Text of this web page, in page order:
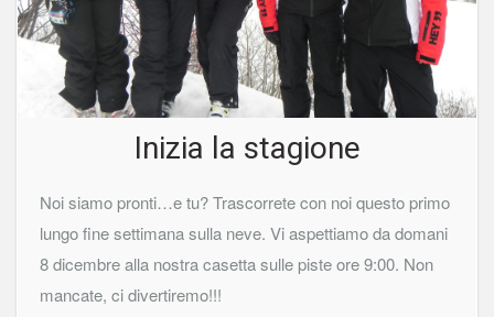
Inizia la stagione
Noi siamo pronti…e tu? Trascorrete con noi questo primo
lungo fine settimana sulla neve. Vi aspettiamo da domani
8 dicembre alla nostra casetta sulle piste ore 9:00. Non
mancate, ci divertiremo!!!